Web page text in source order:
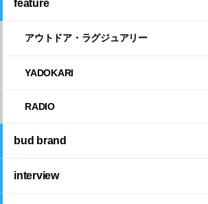
feature
アウトドア・ラグジュアリー
YADOKARI
RADIO
bud brand
interview